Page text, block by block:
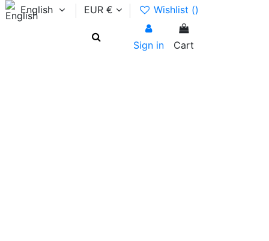
English EUR € Wishlist ()
Sign in Cart